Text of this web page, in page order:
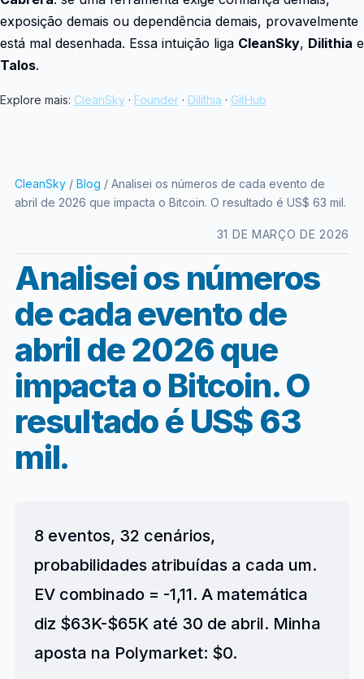
exposição demais ou dependência demais, provavelmente
está mal desenhada. Essa intuição liga CleanSky, Dilithia e
Talos.
Explore mais: CleanSky · Founder · Dilithia · GitHub
CleanSky/ Blog / Analisei os números de cada evento de
abril de 2026 que impacta o Bitcoin. O resultado é US$ 63 mil.
31 DE MARÇO DE 2026
Analisei os números
de cada evento de
abril de 2026 que
impacta o Bitcoin. O
resultado é US$ 63
mil.
8 eventos, 32 cenários,
probabilidades atribuídas a cada um.
EV combinado = -1,11. A matemática
diz $63K-$65K até 30 de abril. Minha
aposta na Polymarket: $0.